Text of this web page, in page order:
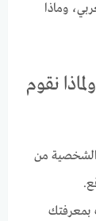
وماذا
نقوم
الشخصية من
بمعرفتك